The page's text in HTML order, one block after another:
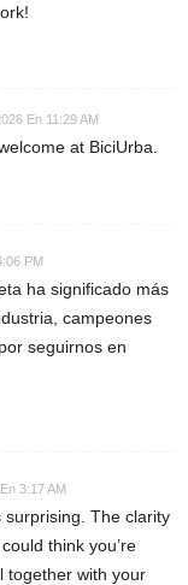
En 11:29 AM
at BiciUrba.
PM
ha significado más
campeones
seguirnos en
3:17 AM
surprising. The clarity
think you’re
together with your